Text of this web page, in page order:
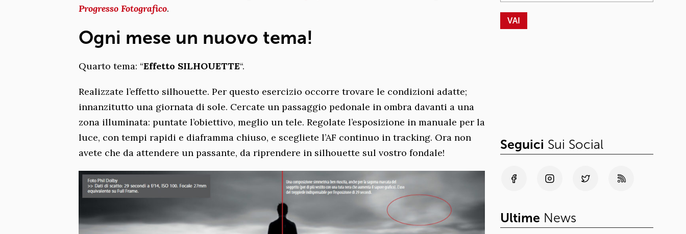
Progresso Fotografico.
Ogni mese un nuovo tema!
Quarto tema: “Effetto SILHOUETTE“.
Realizzate l’effetto silhouette. Per questo esercizio occorre trovare le condizioni adatte;
innanzitutto una giornata di sole. Cercate un passaggio pedonale in ombra davanti a una
zona illuminata: puntate l’obiettivo, meglio un tele. Regolate l’esposizione in manuale per la
luce, con tempi rapidi e diaframma chiuso, e scegliete l’AF continuo in tracking. Ora non
avete che da attendere un passante, da riprendere in silhouette sul vostro fondale!
Seguici Sui Social
Ultime News